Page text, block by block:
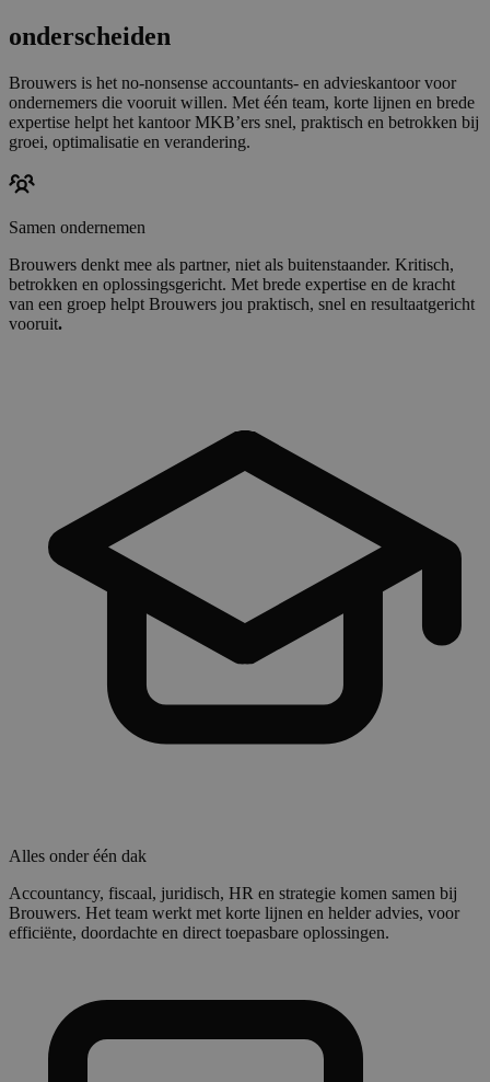
onderscheiden
Brouwers is het no-nonsense accountants- en advieskantoor voor
ondernemers die vooruit willen. Met één team, korte lijnen en brede
expertise helpt het kantoor MKB’ers snel, praktisch en betrokken bij
groei, optimalisatie en verandering.
Samen ondernemen
Brouwers denkt mee als partner, niet als buitenstaander. Kritisch,
betrokken en oplossingsgericht. Met brede expertise en de kracht
van een groep helpt Brouwers jou praktisch, snel en resultaatgericht
vooruit.
Alles onder één dak
Accountancy, fiscaal, juridisch, HR en strategie komen samen bij
Brouwers. Het team werkt met korte lijnen en helder advies, voor
efficiënte, doordachte en direct toepasbare oplossingen.